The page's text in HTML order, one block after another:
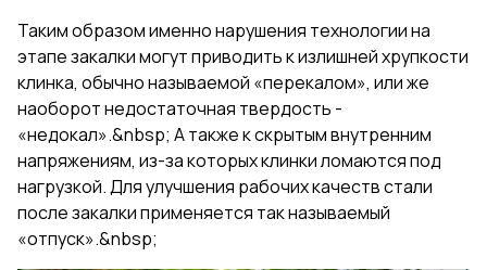
Таким образом именно нарушения технологии на
этапе закалки могут приводить к излишней хрупкости
клинка, обычно называемой «перекалом», или же
наоборот недостаточная твердость -
«недокал».&nbsp; А также к скрытым внутренним
напряжениям, из-за которых клинки ломаются под
нагрузкой. Для улучшения рабочих качеств стали
после закалки применяется так называемый
«отпуск».&nbsp;